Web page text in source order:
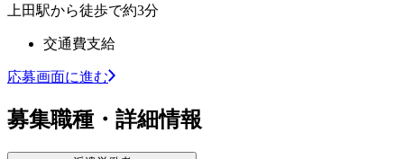
上田駅から徒歩で約3分
交通費支給
応募画面に進む
募集職種・詳細情報